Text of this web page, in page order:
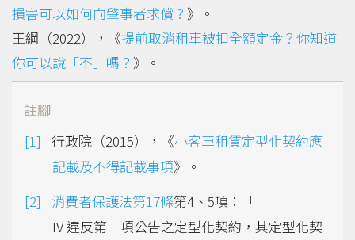
損害可以如何向肇事者求償？ 》。
王綱（2022），《提前取消租車被扣全額定金？你知道
你可以說「不」嗎？ 》。
註腳
行政院（2015），《小客車租賃定型化契約應
記載及不得記載事項》。
消費者保護法第17條第4、5項：「
IV 違反第一項公告之定型化契約，其定型化契